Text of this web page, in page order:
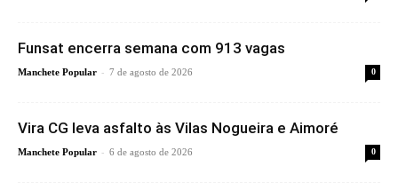
Funsat encerra semana com 913 vagas
Manchete Popular - 7 de agosto de 2026 0
Vira CG leva asfalto às Vilas Nogueira e Aimoré
Manchete Popular - 6 de agosto de 2026 0